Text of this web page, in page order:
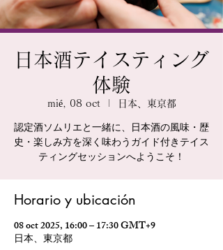
日本酒テイスティング
体験
mié, 08 oct 日本、東京都
認定酒ソムリエと一緒に、日本酒の風味・歴
史・楽しみ方を深く味わうガイド付きテイス
ティングセッションへようこそ！
Horario y ubicación
08 oct 2025, 16:00 – 17:30 GMT+9
日本、東京都